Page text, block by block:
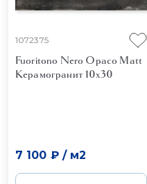
1072375
Fuoritono Nero Opaco Matt
Керамогранит 10x30
7 100 ₽/ м2